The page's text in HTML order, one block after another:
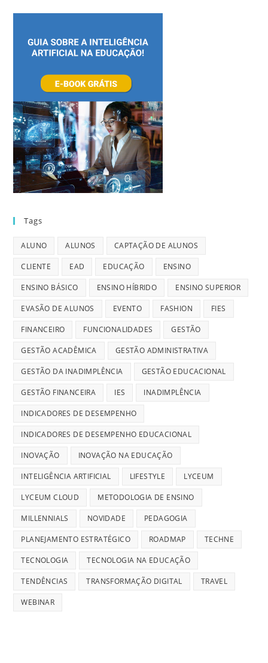
Tags
ALUNO ALUNOS CAPTAÇÃO DE ALUNOS
CLIENTE EAD EDUCAÇÃO ENSINO
ENSINO BÁSICO ENSINO HÍBRIDO ENSINO SUPERIOR
EVASÃO DE ALUNOS EVENTO FASHION FIES
FINANCEIRO FUNCIONALIDADES GESTÃO
GESTÃO ACADÊMICA GESTÃO ADMINISTRATIVA
GESTÃO DA INADIMPLÊNCIA GESTÃO EDUCACIONAL
GESTÃO FINANCEIRA IES INADIMPLÊNCIA
INDICADORES DE DESEMPENHO
INDICADORES DE DESEMPENHO EDUCACIONAL
INOVAÇÃO INOVAÇÃO NA EDUCAÇÃO
INTELIGÊNCIA ARTIFICIAL LIFESTYLE LYCEUM
LYCEUM CLOUD METODOLOGIA DE ENSINO
MILLENNIALS NOVIDADE PEDAGOGIA
PLANEJAMENTO ESTRATÉGICO ROADMAP TECHNE
TECNOLOGIA TECNOLOGIA NA EDUCAÇÃO
TENDÊNCIAS TRANSFORMAÇÃO DIGITAL TRAVEL
WEBINAR